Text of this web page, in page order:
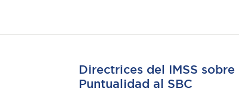
Directrices del IMSS
Puntualidad al SBC